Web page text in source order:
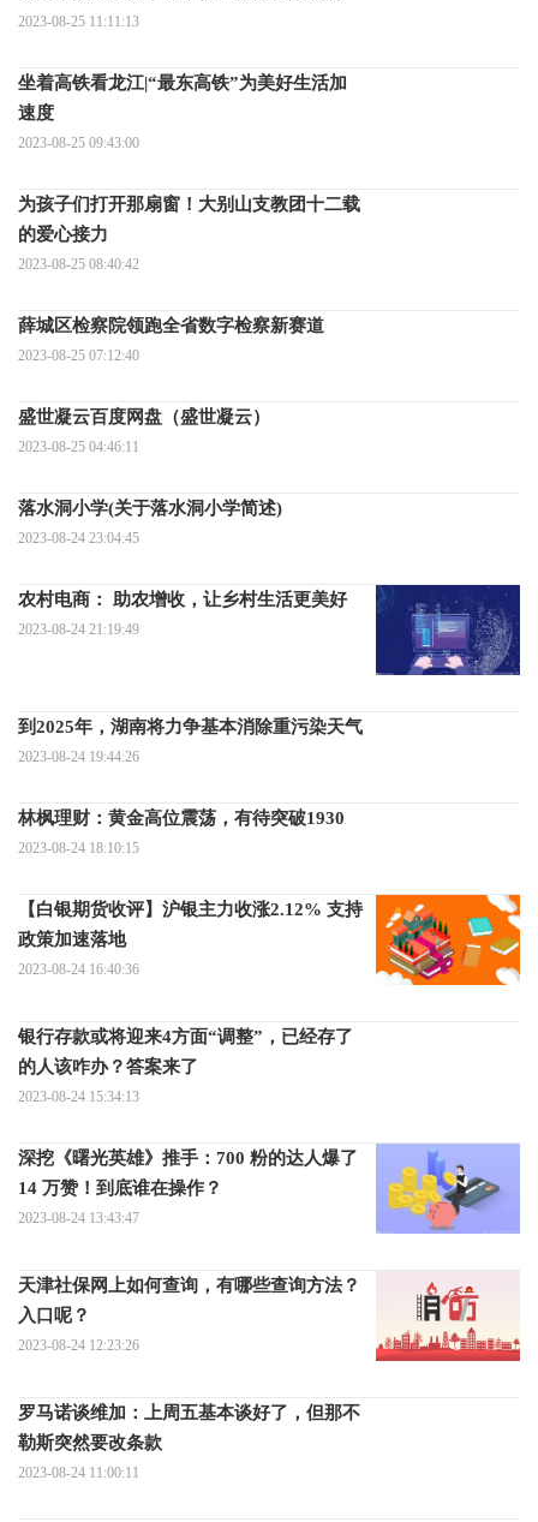
2023-08-25 11:11:13
坐着高铁看龙江|“最东高铁”为美好生活加
速度
2023-08-25 09:43:00
为孩子们打开那扇窗！大别山支教团十二载
的爱心接力
2023-08-25 08:40:42
薛城区检察院领跑全省数字检察新赛道
2023-08-25 07:12:40
盛世凝云百度网盘（盛世凝云）
2023-08-25 04:46:11
落水洞小学(关于落水洞小学简述)
2023-08-24 23:04:45
农村电商： 助农增收，让乡村生活更美好
2023-08-24 21:19:49
到2025年，湖南将力争基本消除重污染天气
2023-08-24 19:44:26
林枫理财：黄金高位震荡，有待突破1930
2023-08-24 18:10:15
【白银期货收评】沪银主力收涨2.12% 支持
政策加速落地
2023-08-24 16:40:36
银行存款或将迎来4方面“调整”，已经存了
的人该咋办？答案来了
2023-08-24 15:34:13
深挖《曙光英雄》推手：700 粉的达人爆了
14 万赞！到底谁在操作？
2023-08-24 13:43:47
天津社保网上如何查询，有哪些查询方法？
入口呢？
2023-08-24 12:23:26
罗马诺谈维加：上周五基本谈好了，但那不
勒斯突然要改条款
2023-08-24 11:00:11